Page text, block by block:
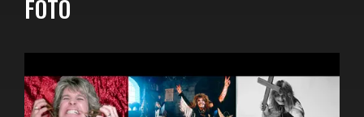
FOTO